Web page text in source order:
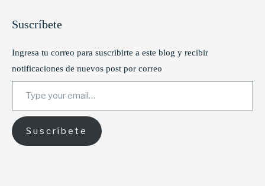
Suscríbete
Ingresa tu correo para suscribirte a este blog y recibir
notificaciones de nuevos post por correo
Type your email…
Suscríbete